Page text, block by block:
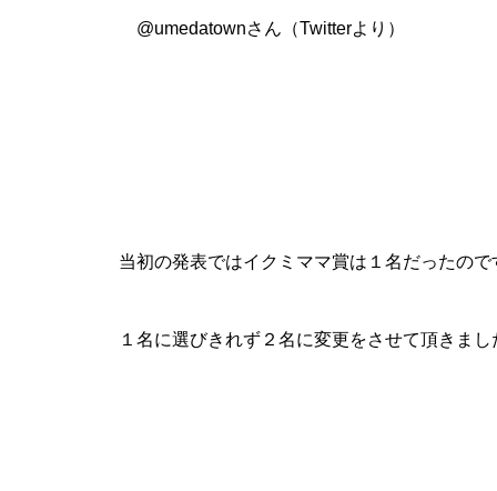
@umedatownさん（Twitterより）
当初の発表ではイクミママ賞は１名だったので
１名に選びきれず２名に変更をさせて頂きまし